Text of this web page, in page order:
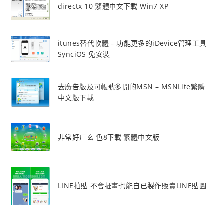
directx 10 繁體中文下載 Win7 XP
itunes替代軟體 – 功能更多的iDevice管理工具
SynciOS 免安裝
去廣告版及可帳號多開的MSN – MSNLite繁體
中文版下載
非常好ㄏㄠ 色8下載 繁體中文版
LINE拍貼 不會插畫也能自已製作販賣LINE貼圖